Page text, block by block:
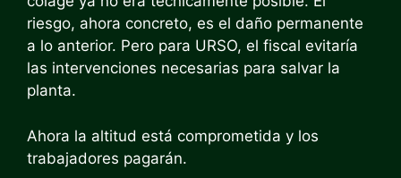
riesgo, ahora concreto, es el daño permanente
a lo anterior. Pero para URSO, el fiscal evitaría
las intervenciones necesarias para salvar la
planta.
Ahora la altitud está comprometida y los
trabajadores pagarán.